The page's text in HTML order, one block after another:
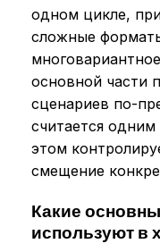
одном цикле,
сложные
основной части
сценариев по-
считается
этом
смещение
Какие
используют в